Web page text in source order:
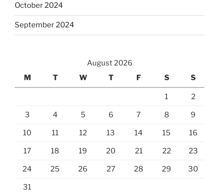
October 2024
September 2024
August 2026
M
T W T F S S
1 2
3 4 5 6 7 8 9
10 11 12 13 14 15 16
17 18 19 20 21 22 23
24 25 26 27 28 29 30
31